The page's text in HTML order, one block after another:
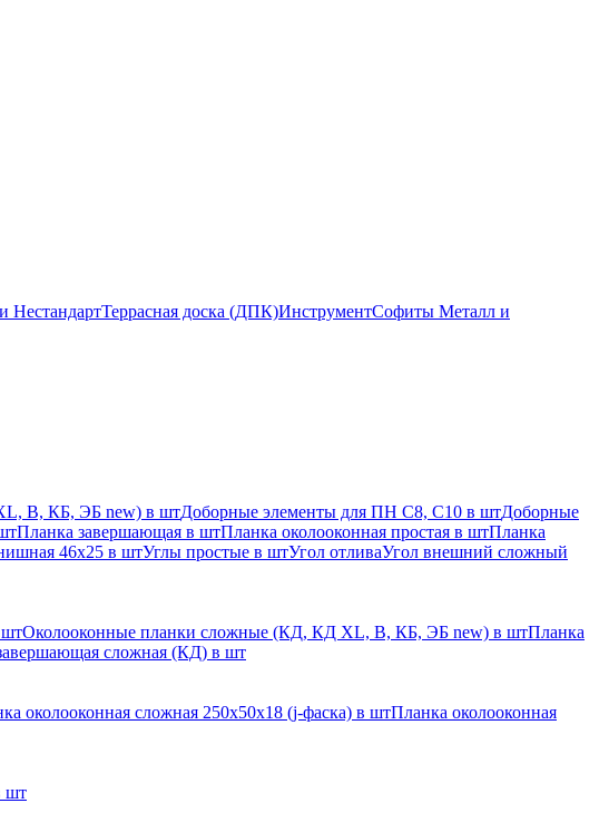
НестандартТеррасная доска (ДПК)ИнструментСофиты Металл и
В, КБ, ЭБ new) в штДоборные элементы для ПН С8, С10 в штДоборные
Планка завершающая в штПланка околооконная простая в штПланка
46х25 в штУглы простые в штУгол отливаУгол внешний сложный
Околооконные планки сложные (КД, КД XL, В, КБ, ЭБ new) в штПланка
сложная (КД) в шт
околооконная сложная 250х50х18 (j-фаска) в штПланка околооконная
шт